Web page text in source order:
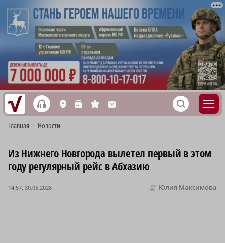
h L n s M S
Главная Новости
Из Нижнего Новгорода вылетел первый в этом
году регулярный рейс в Абхазию
Юлия Максимова
14:57, 30.05.2026